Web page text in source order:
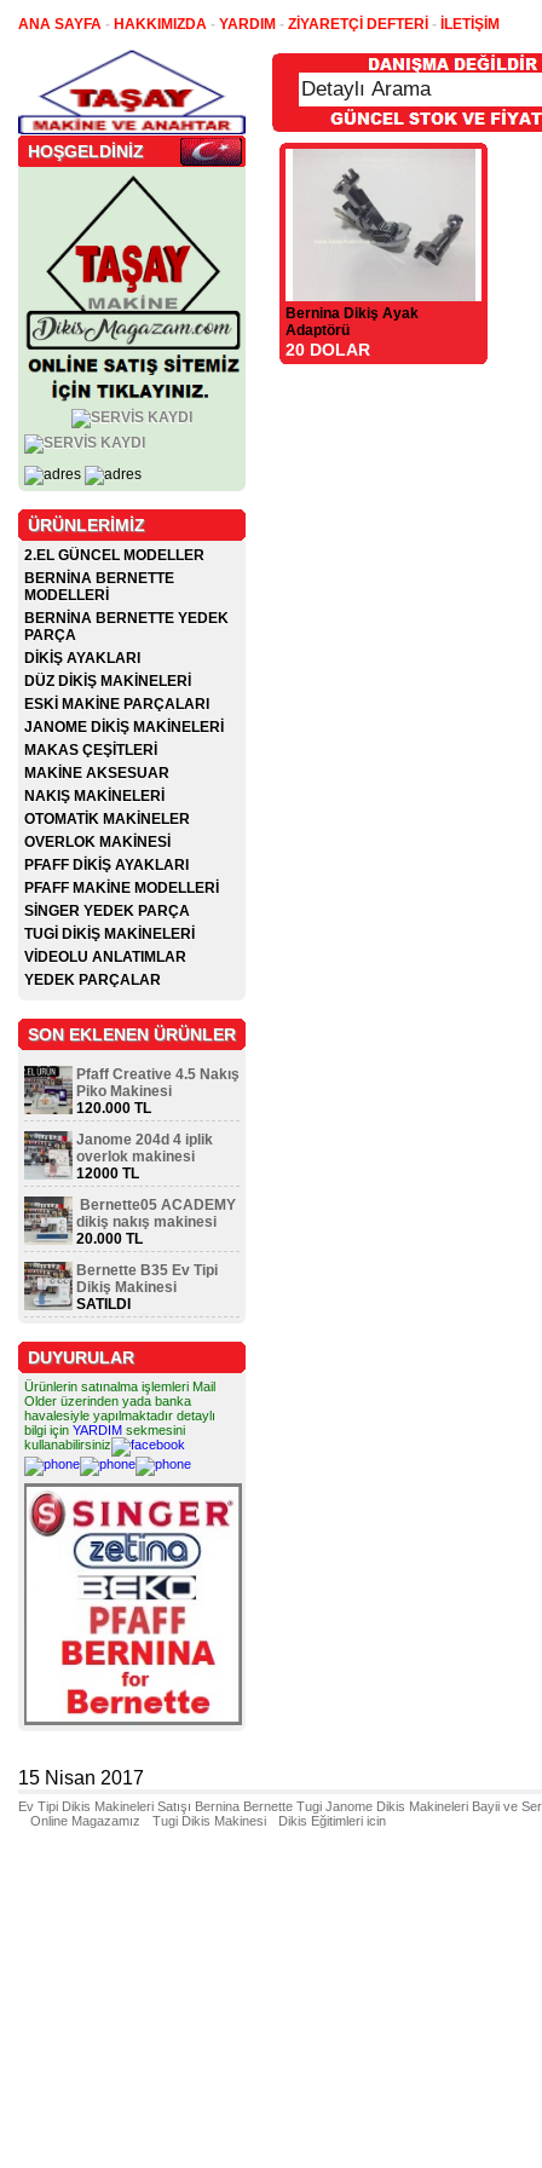
ANA SAYFA - HAKKIMIZDA - YARDIM - ZİYARETÇİ DEFTERİ - İLETİŞİM
HOŞGELDİNİZ
ÜRÜNLERİMİZ
2.EL GÜNCEL MODELLER
BERNİNA BERNETTE
MODELLERİ
BERNİNA BERNETTE YEDEK
PARÇA
DİKİŞ AYAKLARI
DÜZ DİKİŞ MAKİNELERİ
ESKİ MAKİNE PARÇALARI
JANOME DİKİŞ MAKİNELERİ
MAKAS ÇEŞİTLERİ
MAKİNE AKSESUAR
NAKIŞ MAKİNELERİ
OTOMATİK MAKİNELER
OVERLOK MAKİNESİ
PFAFF DİKİŞ AYAKLARI
PFAFF MAKİNE MODELLERİ
SİNGER YEDEK PARÇA
TUGİ DİKİŞ MAKİNELERİ
VİDEOLU ANLATIMLAR
YEDEK PARÇALAR
SON EKLENEN ÜRÜNLER
Pfaff Creative 4.5 Nakış
Piko Makinesi
120.000 TL
Janome 204d 4 iplik
overlok makinesi
12000 TL
Bernette05 ACADEMY
dikiş nakış makinesi
20.000 TL
Bernette B35 Ev Tipi
Dikiş Makinesi
SATILDI
DUYURULAR
Ürünlerin satınalma işlemleri Mail
Older üzerinden yada banka
havalesiyle yapılmaktadır detaylı
bilgi için YARDIM sekmesini
kullanabilirsiniz
Bernina Dikiş Ayak
Adaptörü
20 DOLAR
15 Nisan 2017
Ev Tipi Dikis Makineleri Satışı Bernina Bernette Tugi Janome Dikis Makineleri Bayii ve
Online Magazamız
Tugi Dikis Makinesi Dikis Eğitimleri icin